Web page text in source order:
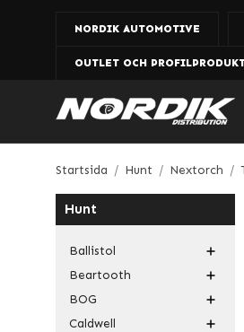
NORDIK AUTOMOTIVE
OUTLET OCH
Startsida / Hunt / Nextorch /
Hunt
Ballistol
Beartooth
BOG
Caldwell